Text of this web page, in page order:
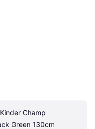
Champ
Green 130cm